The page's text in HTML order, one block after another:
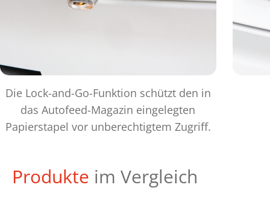
Die Lock-and-Go-Funktion schützt den in
das Autofeed-Magazin eingelegten
Papierstapel vor unberechtigtem Zugriff.
Produkte im Vergleich